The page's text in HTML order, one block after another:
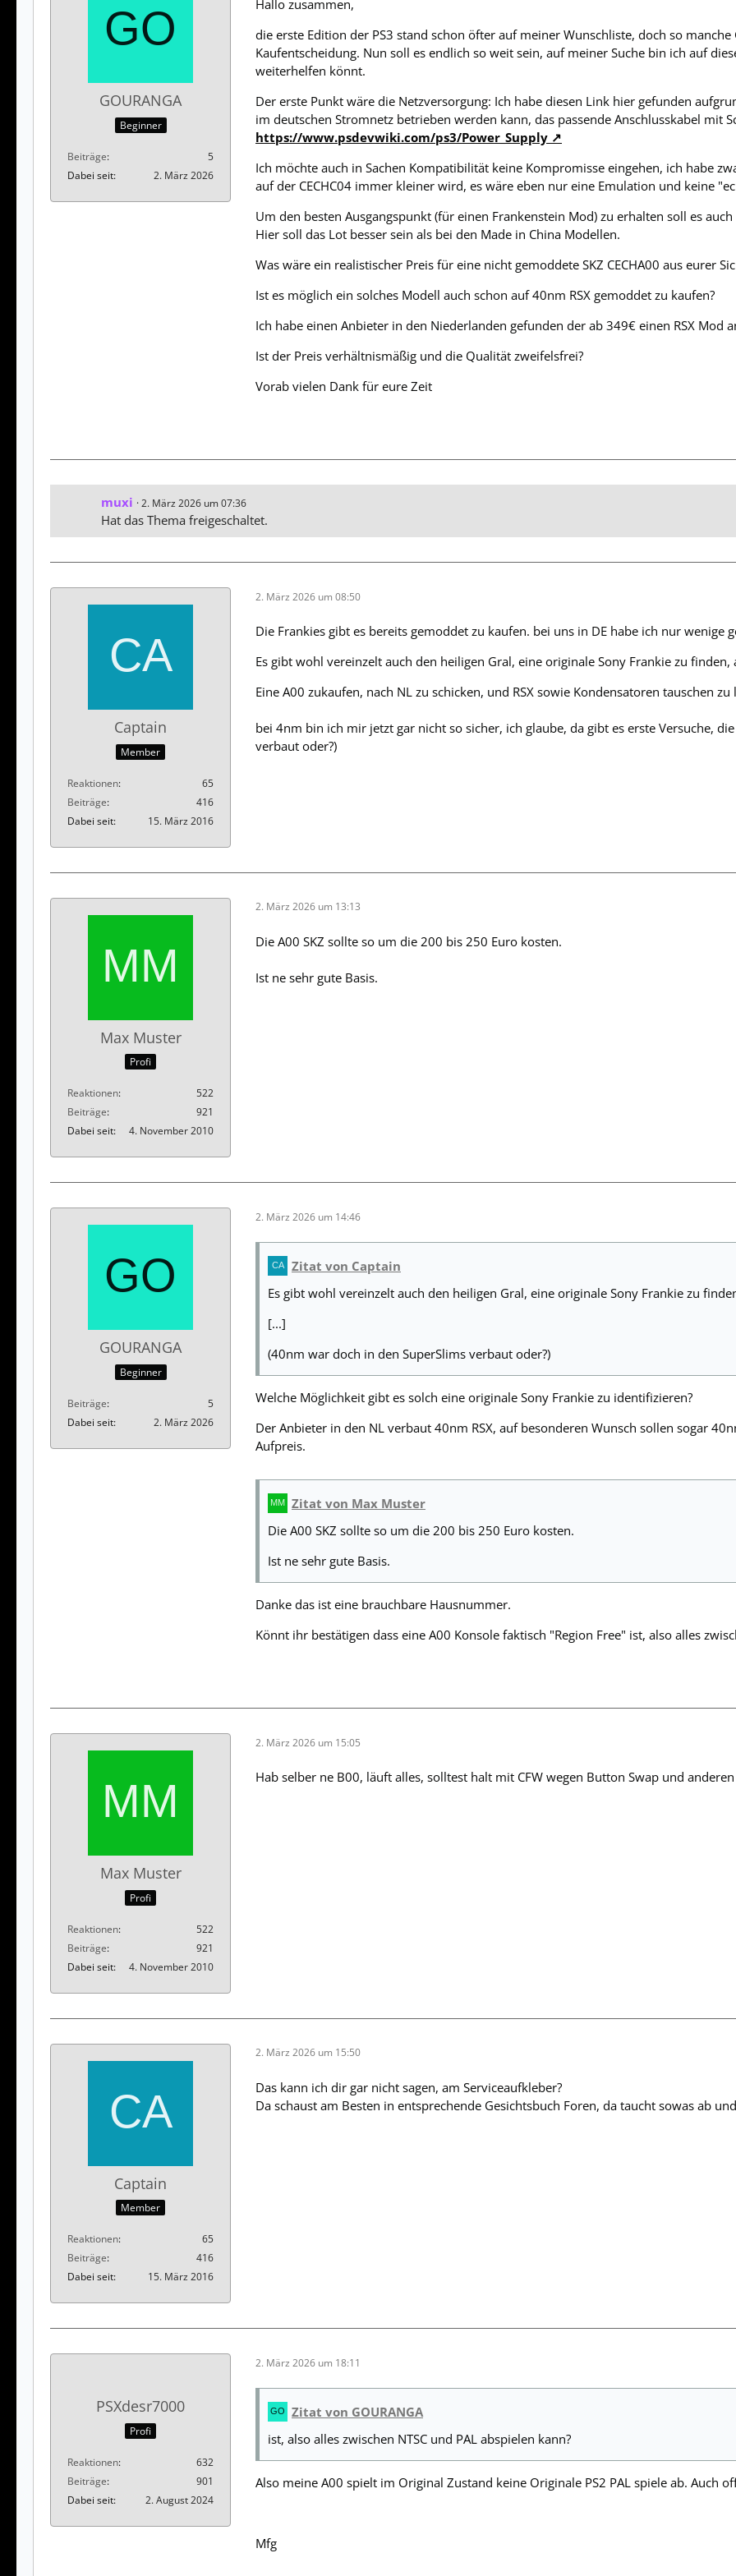
GOURANGA
Beginner
Beiträge
5
Dabei seit
2. März 2026
Hallo zusammen,
die erste Edition der PS3 stand schon öfter auf meiner Wunschliste, doch so
Kaufentscheidung. Nun soll es endlich so weit sein, auf meiner Suche bin ich auf
weiterhelfen könnt.
Der erste Punkt wäre die Netzversorgung: Ich habe diesen Link hier gefunden
im deutschen Stromnetz betrieben werden kann, das passende Anschlusskabel mit
https://www.psdevwiki.com/ps3/Power_Supply
Ich möchte auch in Sachen Kompatibilität keine Kompromisse eingehen, ich habe
auf der CECHC04 immer kleiner wird, es wäre eben nur eine Emulation und keine
Um den besten Ausgangspunkt (für einen Frankenstein Mod) zu erhalten soll es
Hier soll das Lot besser sein als bei den Made in China Modellen.
Was wäre ein realistischer Preis für eine nicht gemoddete SKZ CECHA00 aus eurer
Ist es möglich ein solches Modell auch schon auf 40nm RSX gemoddet zu kaufen?
Ich habe einen Anbieter in den Niederlanden gefunden der ab 349€ einen RSX
Ist der Preis verhältnismäßig und die Qualität zweifelsfrei?
Vorab vielen Dank für eure Zeit
muxi 2. März 2026 um 07:36
Hat das Thema freigeschaltet.
Captain
Member
Reaktionen
65
Beiträge
416
Dabei seit
15. März 2016
2. März 2026 um 08:50
Die Frankies gibt es bereits gemoddet zu kaufen. bei uns in DE habe ich nur wenige
Es gibt wohl vereinzelt auch den heiligen Gral, eine originale Sony Frankie zu
Eine A00 zukaufen, nach NL zu schicken, und RSX sowie Kondensatoren tauschen
bei 4nm bin ich mir jetzt gar nicht so sicher, ich glaube, da gibt es erste Versuche,
verbaut oder?)
Max Muster
Profi
Reaktionen
522
Beiträge
921
Dabei seit
4. November 2010
2. März 2026 um 13:13
Die A00 SKZ sollte so um die 200 bis 250 Euro kosten.
Ist ne sehr gute Basis.
GOURANGA
Beginner
Beiträge
5
Dabei seit
2. März 2026
2. März 2026 um 14:46
Zitat von Captain
Es gibt wohl vereinzelt auch den heiligen Gral, eine originale Sony Frankie zu
[...]
(40nm war doch in den SuperSlims verbaut oder?)
Welche Möglichkeit gibt es solch eine originale Sony Frankie zu identifizieren?
Der Anbieter in den NL verbaut 40nm RSX, auf besonderen Wunsch sollen sogar
Aufpreis.
Zitat von Max Muster
Die A00 SKZ sollte so um die 200 bis 250 Euro kosten.
Ist ne sehr gute Basis.
Danke das ist eine brauchbare Hausnummer.
Könnt ihr bestätigen dass eine A00 Konsole faktisch "Region Free" ist, also alles
Max Muster
Profi
Reaktionen
522
Beiträge
921
Dabei seit
4. November 2010
2. März 2026 um 15:05
Hab selber ne B00, läuft alles, solltest halt mit CFW wegen Button Swap und
Captain
Member
Reaktionen
65
Beiträge
416
Dabei seit
15. März 2016
2. März 2026 um 15:50
Das kann ich dir gar nicht sagen, am Serviceaufkleber?
Da schaust am Besten in entsprechende Gesichtsbuch Foren, da taucht sowas ab
PSXdesr7000
Profi
Reaktionen
632
Beiträge
901
Dabei seit
2. August 2024
2. März 2026 um 18:11
Zitat von GOURANGA
ist, also alles zwischen NTSC und PAL abspielen kann?
Also meine A00 spielt im Original Zustand keine Originale PS2 PAL spiele ab. Auch
Mfg